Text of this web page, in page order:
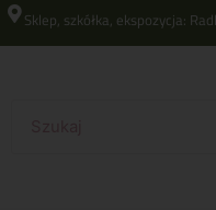
Sklep, szkółka, ekspozycja: